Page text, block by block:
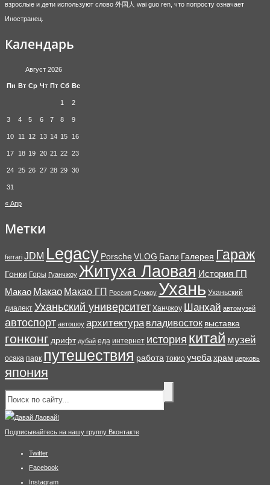
взрослые и дети используют слово 外国人 wai guo ren, что попросту означает
Иностранец.
Календарь
Август 2026
Пн Вт Ср Чт Пт Сб Вс
1 2
3 4 5 6 7 8 9
10 11 12 13 14 15 16
17 18 19 20 21 22 23
24 25 26 27 28 29 30
31
« Апр
Метки
ferrari JDM Legacy Porsche VLOG Бали Галерея Гараж
Гонки Горы Гуанчжоу Житуха Лаовая История ГП
Макао Макао Макао ГП Россия Сучжоу Ухань Уханьский
диалект Уханьский университет Ханчжоу Шанхай автомузей
автоспорт автошоу архитектура владивосток выставка
гонконг дрифт дубай еда интернет история китай музей
осака парк путешествия работа токио учебахрам церковь
япония
Подписывайтесь на нашу группу Вконтакте
Twitter
Facebook
Instagram